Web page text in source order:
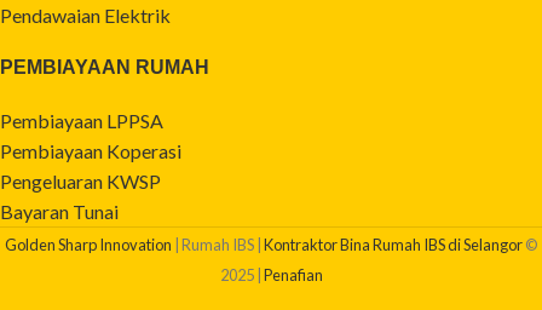
Pendawaian Elektrik
PEMBIAYAAN RUMAH
Pembiayaan LPPSA
Pembiayaan Koperasi
Pengeluaran KWSP
Bayaran Tunai
Golden Sharp Innovation | Rumah IBS | Kontraktor Bina Rumah IBS di Selangor©
2025 | Penafian